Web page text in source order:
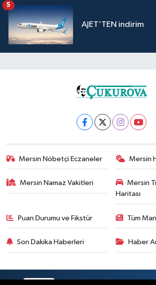
AJET'TEN indirim
5
Mersin Nöbetçi Eczaneler Mersin
Mersin Namaz Vakitleri
Mersin
Haritası
Puan Durumu ve Fikstür Tüm
Son Dakika Haberleri Haber